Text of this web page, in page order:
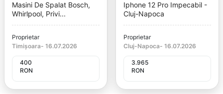
Masini De Spalat Bosch,
Whirlpool, Privi...
Proprietar
Timișoara- 16.07.2026
400
RON
Iphone 12 Pro Impecabil -
Cluj-Napoca
Proprietar
Cluj-Napoca- 16.07.2026
3.965
RON